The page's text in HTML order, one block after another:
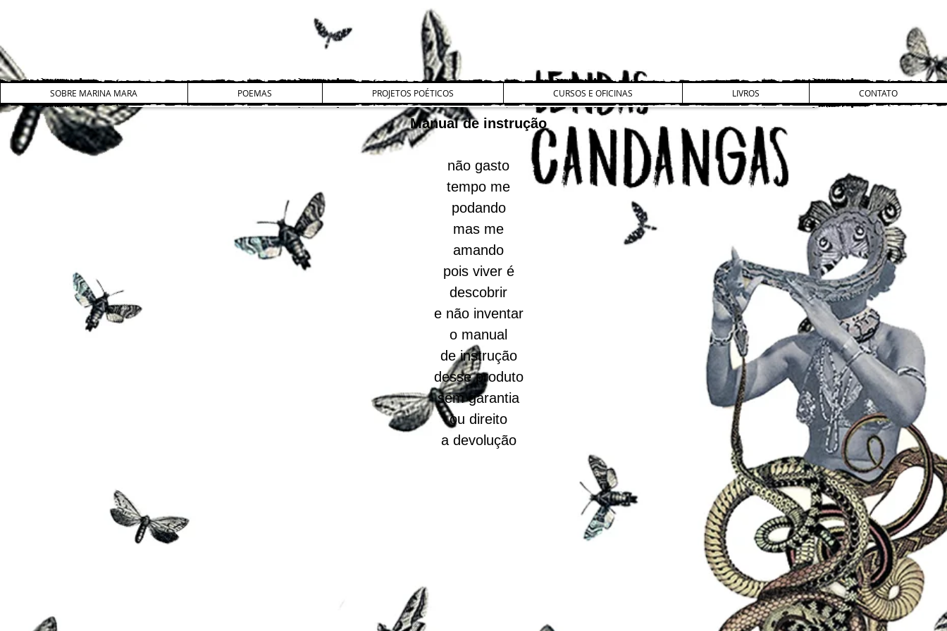
SOBRE MARINA MARA POEMAS PROJETOS POÉTICOS CURSOS E OFICINAS LIVROS CONTATO
Manual de instrução
não gasto
tempo me
podando
mas me
amando
pois viver é
descobrir
e não inventar
o manual
de instrução
desse produto
sem garantia
ou direito
a devolução